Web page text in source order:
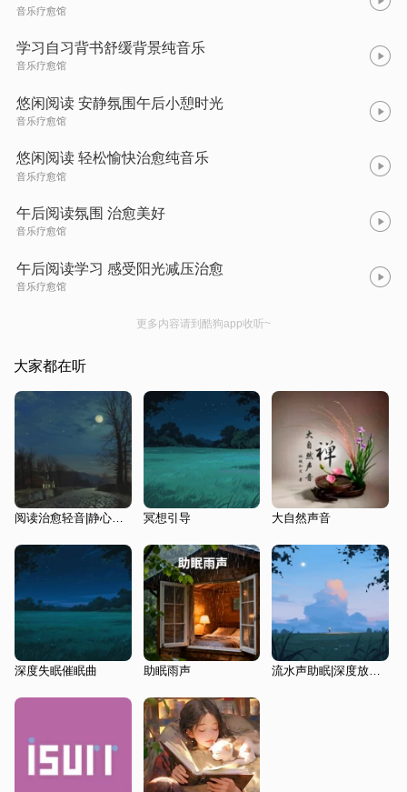
音乐疗愈馆
学习自习背书舒缓背景纯音乐
音乐疗愈馆
悠闲阅读 安静氛围午后小憩时光
音乐疗愈馆
悠闲阅读 轻松愉快治愈纯音乐
音乐疗愈馆
午后阅读氛围 治愈美好
音乐疗愈馆
午后阅读学习 感受阳光减压治愈
音乐疗愈馆
更多内容请到酷狗app收听~
大家都在听
冥想引导 大自然声音
深度失眠催眠曲 助眠雨声 流水声助眠|深度放松与睡眠|冥想助眠|正念放松|助眠曲|冥想